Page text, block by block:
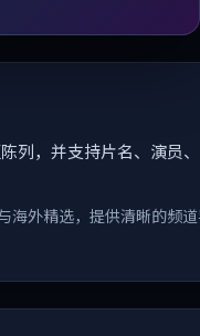
，并支持片名、演员
外精选，提供清晰的频